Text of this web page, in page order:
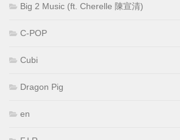
Big 2 Music (ft. Cherelle 陳宣清)
C-POP
Cubi
Dragon Pig
en